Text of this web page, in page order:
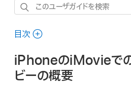
こ
ユ
ザ
ガ
目次
iPhoneのiMovieで
ビーの概要